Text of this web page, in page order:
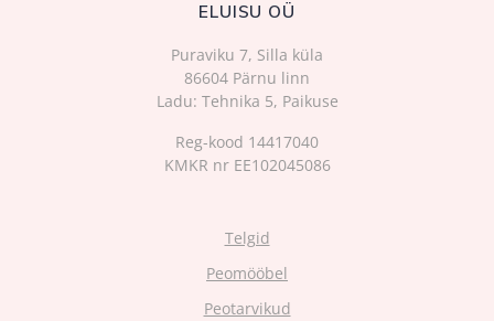
ELUISU OÜ
Puraviku 7, Silla küla
86604 Pärnu linn
Ladu: Tehnika 5, Paikuse
Reg-kood 14417040
KMKR nr EE102045086
Telgid
Peomööbel
Peotarvikud